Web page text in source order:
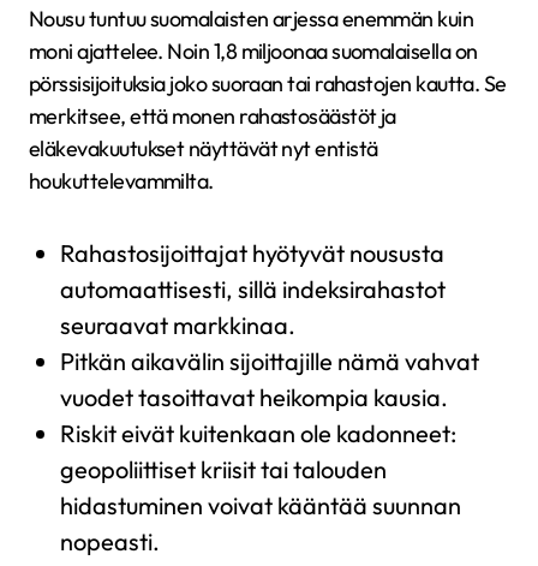
Nousu tuntuu suomalaisten arjessa enemmän kuin
moni ajattelee. Noin 1,8 miljoonaa suomalaisella on
pörssisijoituksia joko suoraan tai rahastojen kautta. Se
merkitsee, että monen rahastosäästöt ja
eläkevakuutukset näyttävät nyt entistä
houkuttelevammilta.
Rahastosijoittajat hyötyvät noususta
automaattisesti, sillä indeksirahastot
seuraavat markkinaa.
Pitkän aikavälin sijoittajille nämä vahvat
vuodet tasoittavat heikompia kausia.
Riskit eivät kuitenkaan ole kadonneet:
geopoliittiset kriisit tai talouden
hidastuminen voivat kääntää suunnan
nopeasti.